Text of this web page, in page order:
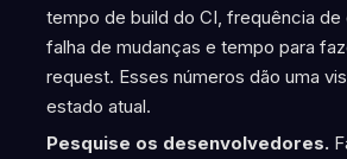
tempo de build do CI, frequência de
falha de mudanças e tempo para
request. Esses números dão uma
estado atual.
Pesquise os desenvolvedores.